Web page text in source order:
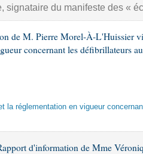
signataire du manifeste des «
de M. Pierre Morel-À-L'Huissier
concernant les défibrillateurs
la réglementation en vigueur
d'information de Mme